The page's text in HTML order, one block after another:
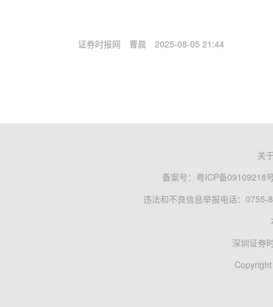
证券时报网 曹晨 2025-08-05 21:44
关
备案号： 粤ICP备09109218
违法和不良信息举报电话：0755-
深圳证券